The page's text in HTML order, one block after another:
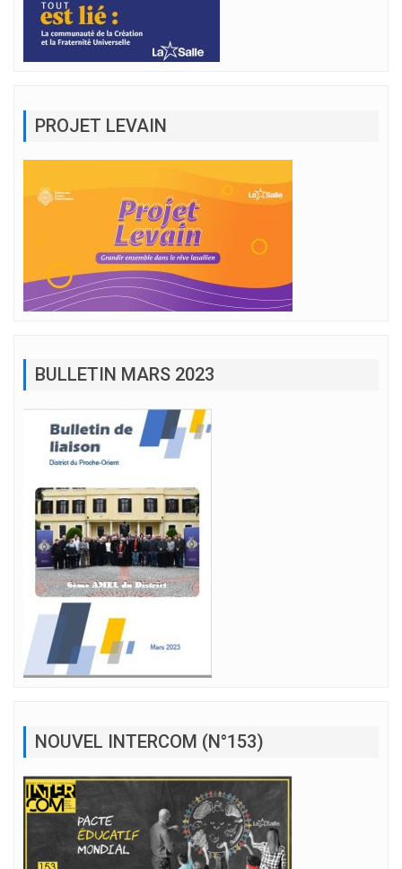
PROJET LEVAIN
BULLETIN MARS 2023
NOUVEL INTERCOM (N°153)